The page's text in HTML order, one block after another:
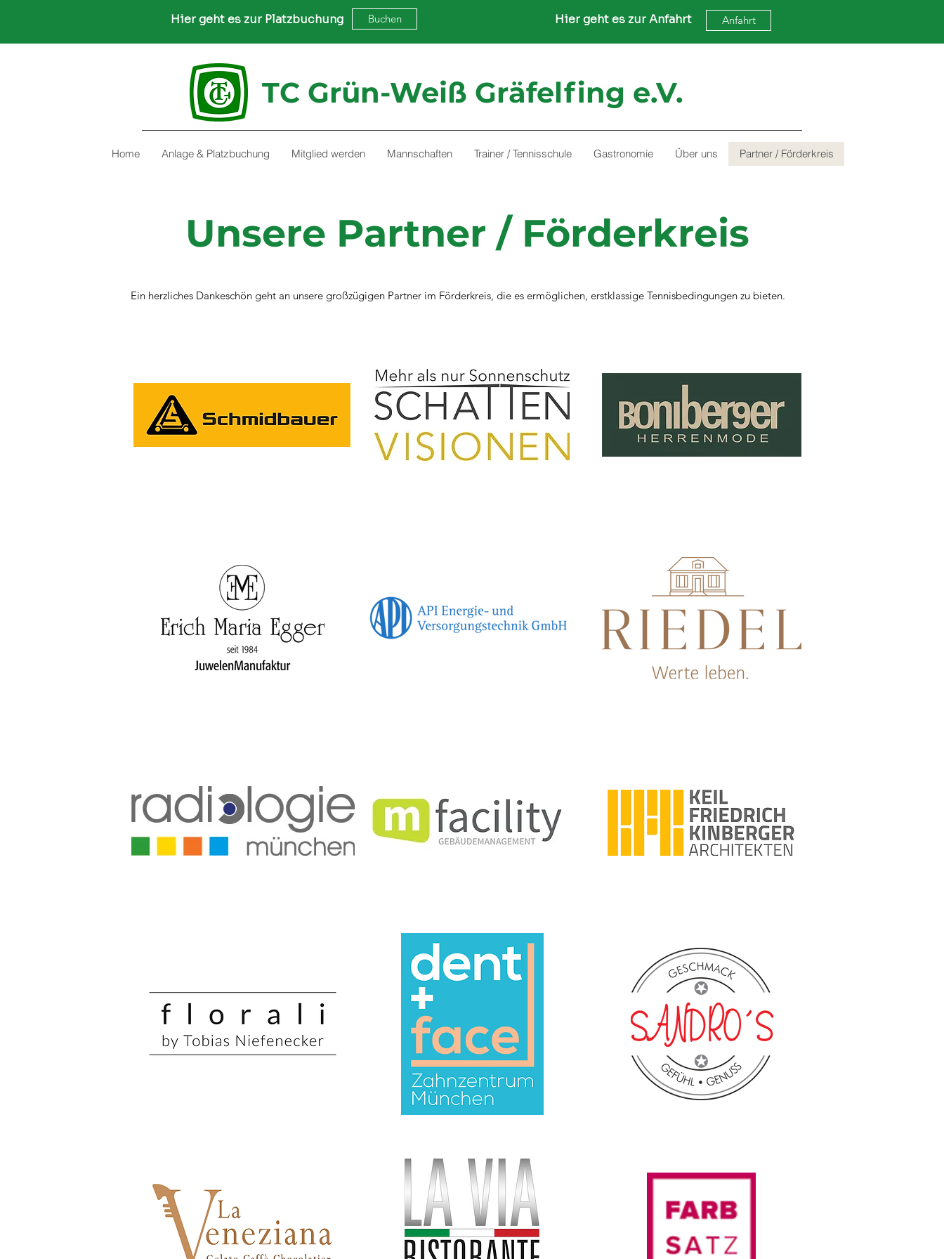
Hier geht es zur Platzbuchung Buchen Hier geht es zur Anfahrt Anfahrt
TC Grün-Weiß Gräfelfing e.V.
Home Anlage & Platzbuchung Mitglied werden Mannschaften Trainer / Tennisschule Gastronomie Über uns Partner / Förderkreis
Ein herzliches Dankeschön geht an unsere großzügigen Partner im Förderkreis, die es ermöglichen, erstklassige Tennisbedingungen zu bieten.
Unsere Partner / Förderkreis